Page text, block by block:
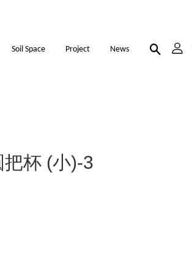
Soil Space Project News
杯 (小)-3